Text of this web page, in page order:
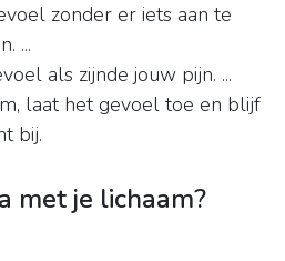
zonder er iets aan te
...
als zijnde jouw pijn. ...
laat het gevoel toe en blijf
bij.
met je lichaam?